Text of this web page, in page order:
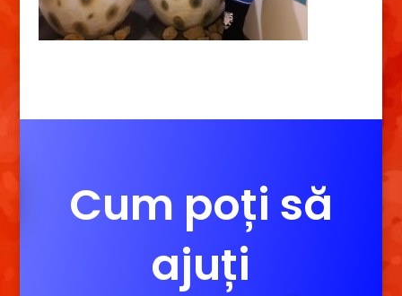
Cum poți să
ajuți